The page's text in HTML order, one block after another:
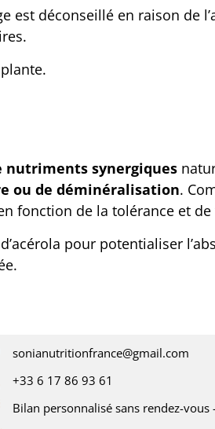
est déconseillé en raison de
nutriments synergiques
ou de déminéralisation.
fonction de la tolérance et
pour potentialiser
sonianutritionfrance@gmail.com
+33 6 17 86 93 61
Bilan personnalisé sans rendez-vous